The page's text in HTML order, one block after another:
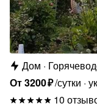
Дом
От3200₽/сутки
10